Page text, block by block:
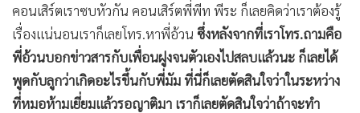
คอนเสิร์ตเราซบหัวกัน คอนเสิร์ตพี่พีท พีระ ก็เลยคิดว่าเราต้องรู้
เรื่องแน่นอนเราก็เลยโทร.หาพี่อ้วน ซึ่งหลังจากที่เราโทร.ถามคือ
พี่อ้วนบอกข่าวสารกับเพื่อนฝูงจนตัวเองไปสลบแล้วนะ ก็เลยได้
พูดกับลูกว่าเกิดอะไรขึ้นกับพี่มัม ที่นี่ก็เลยตัดสินใจว่าในระหว่าง
ที่หมอห้ามเยี่ยมแล้วรอญาติมา เราก็เลยตัดสินใจว่าถ้าจะทำ